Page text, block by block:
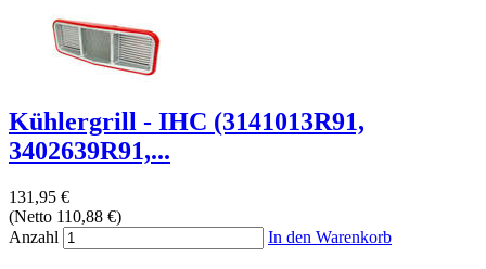
Kühlergrill - IHC (3141013R91,
3402639R91,...
131,95 €
(Netto 110,88 €)
Anzahl
In den Warenkorb